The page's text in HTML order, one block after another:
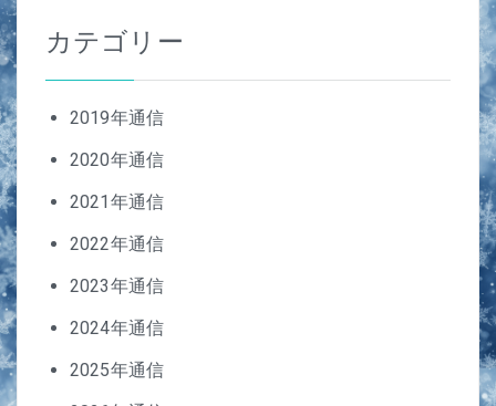
カテゴリー
2019年通信
2020年通信
2021年通信
2022年通信
2023年通信
2024年通信
2025年通信